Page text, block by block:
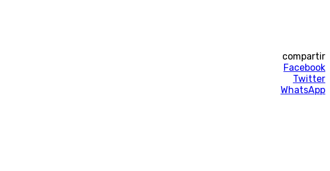
compartir
Facebook
Twitter
WhatsApp